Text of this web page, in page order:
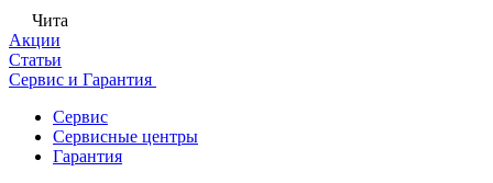
Чита
Акции
Статьи
Сервис и Гарантия
Сервис
Сервисные центры
Гарантия